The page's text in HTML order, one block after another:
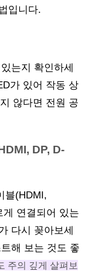
입니다.
는지 확인하세
가 있어 작동 상
않다면 전원 공
DP, D-
블(HDMI,
연결되어 있는
다시 꽂아보세
해 보는 것도 좋
주의 깊게 살펴보